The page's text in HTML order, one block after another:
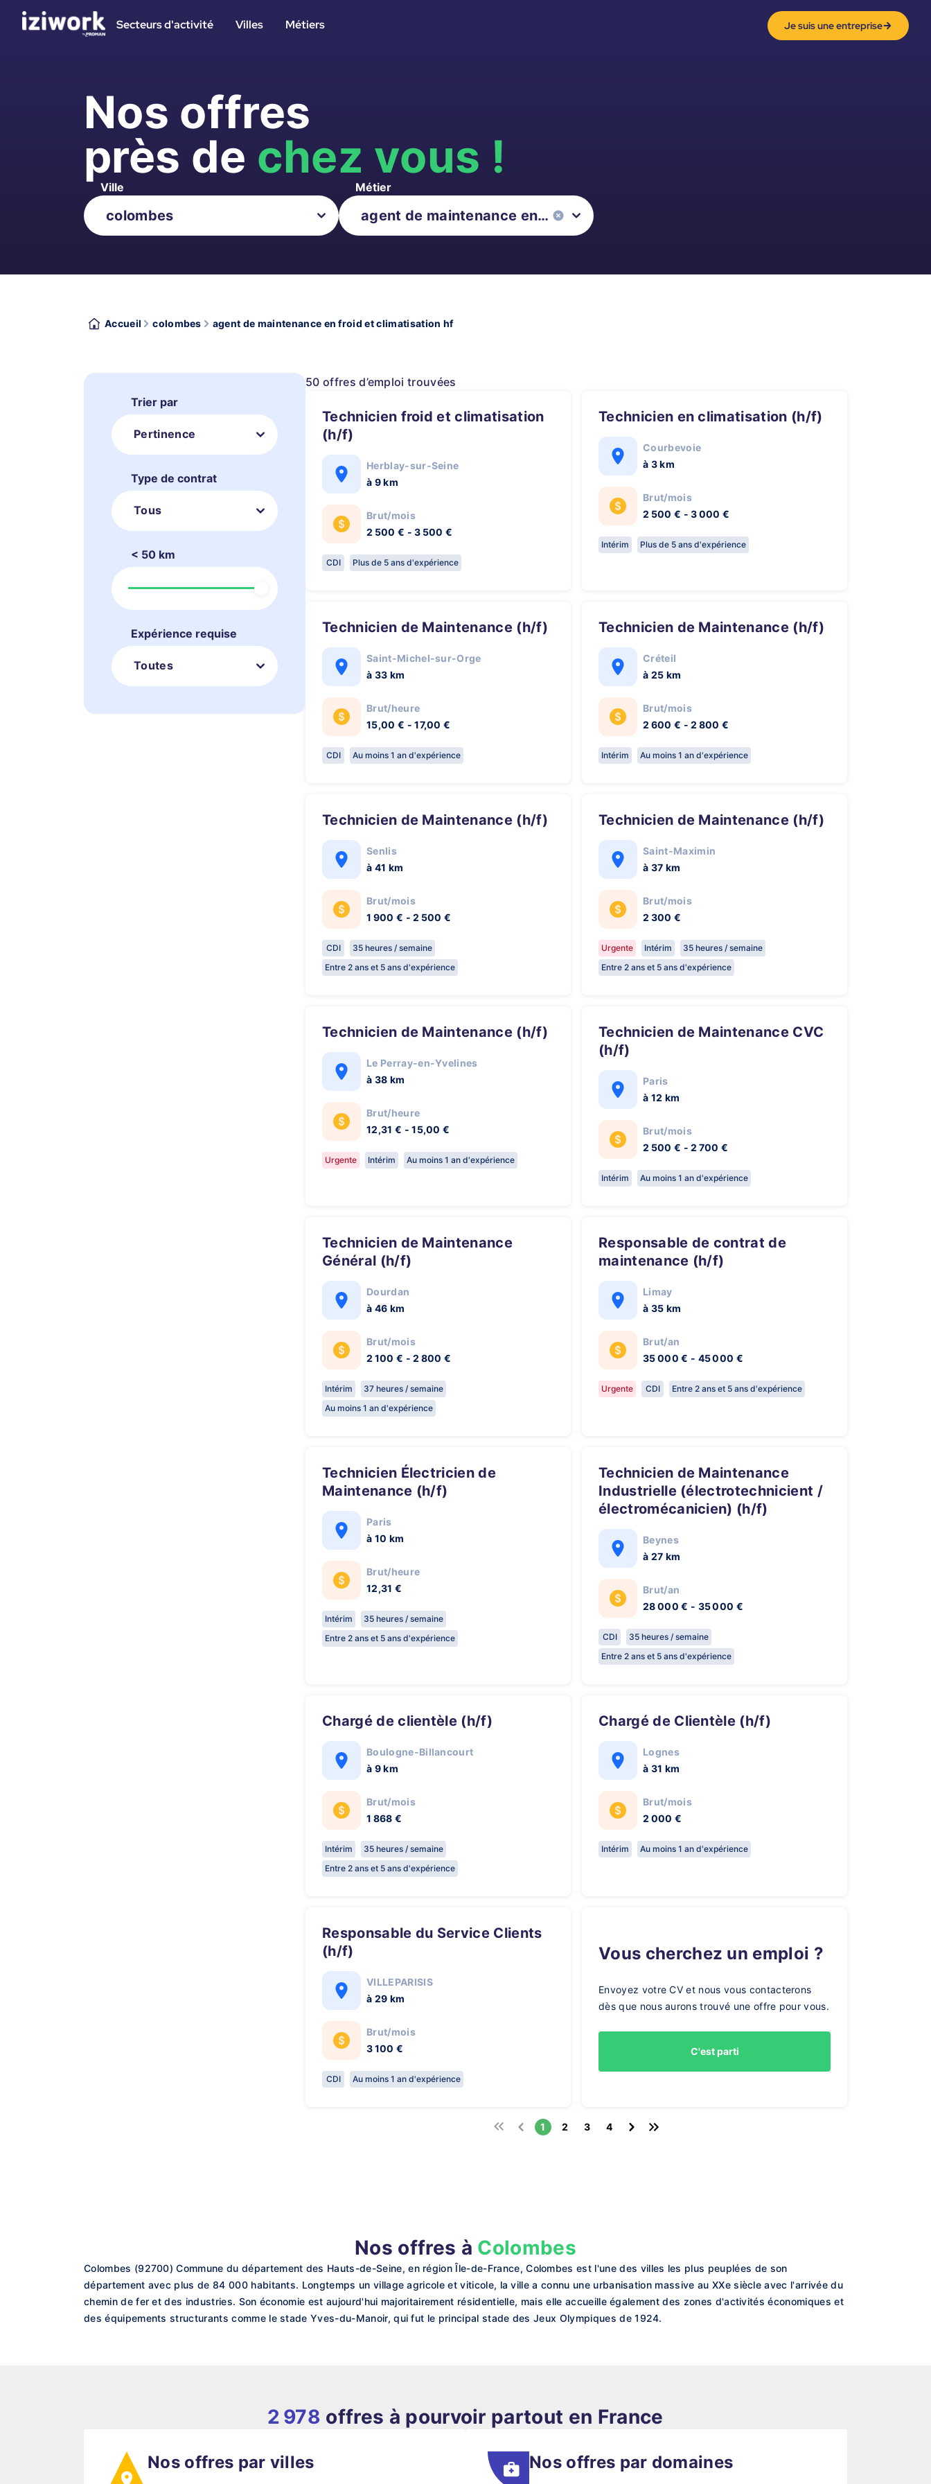
Secteurs d'activité Villes Métiers Je suis une entreprise
Nos offres
près de chez vous !
Ville Métier
Accueil colombes agent de maintenance en froid et climatisation hf
Trier par
Pertinence
Type de contrat
Tous
< 50 km
Expérience requise
Toutes
50 offres d’emploi trouvées
Technicien froid et climatisation
(h/f)
Herblay-sur-Seine
à 9 km
Brut/mois
2 500 € - 3 500 €
CDI Plus de 5 ans d'expérience
Technicien en climatisation (h/f)
Courbevoie
à 3 km
Brut/mois
2 500 € - 3 000 €
Intérim Plus de 5 ans d'expérience
Technicien de Maintenance (h/f)
Saint-Michel-sur-Orge
à 33 km
Brut/heure
15,00 € - 17,00 €
CDI Au moins 1 an d'expérience
Technicien de Maintenance (h/f)
Créteil
à 25 km
Brut/mois
2 600 € - 2 800 €
Intérim Au moins 1 an d'expérience
Technicien de Maintenance (h/f)
Senlis
à 41 km
Brut/mois
1 900 € - 2 500 €
CDI
35 heures / semaine
Entre 2 ans et 5 ans d'expérience
Technicien de Maintenance (h/f)
Saint-Maximin
à 37 km
Brut/mois
2 300 €
Urgente Intérim
35 heures / semaine
Entre 2 ans et 5 ans d'expérience
Technicien de Maintenance (h/f)
Le Perray-en-Yvelines
à 38 km
Brut/heure
12,31 € - 15,00 €
Urgente Intérim Au moins 1 an d'expérience
Technicien de Maintenance CVC
(h/f)
Paris
à 12 km
Brut/mois
2 500 € - 2 700 €
Intérim Au moins 1 an d'expérience
Technicien de Maintenance
Général (h/f)
Dourdan
à 46 km
Brut/mois
2 100 € - 2 800 €
Intérim
37 heures / semaine
Au moins 1 an d'expérience
Responsable de contrat de
maintenance (h/f)
Limay
à 35 km
Brut/an
35 000 € - 45 000 €
Urgente CDI Entre 2 ans et 5 ans d'expérience
Technicien Électricien de
Maintenance (h/f)
Paris
à 10 km
Brut/heure
12,31 €
Intérim
35 heures / semaine
Entre 2 ans et 5 ans d'expérience
Technicien de Maintenance
Industrielle (électrotechnicient /
électromécanicien) (h/f)
Beynes
à 27 km
Brut/an
28 000 € - 35 000 €
CDI
35 heures / semaine
Entre 2 ans et 5 ans d'expérience
Chargé de clientèle (h/f)
Boulogne-Billancourt
à 9 km
Brut/mois
1 868 €
Intérim
35 heures / semaine
Entre 2 ans et 5 ans d'expérience
Chargé de Clientèle (h/f)
Lognes
à 31 km
Brut/mois
2 000 €
Intérim Au moins 1 an d'expérience
Responsable du Service Clients
(h/f)
VILLEPARISIS
à 29 km
Brut/mois
3 100 €
CDI Au moins 1 an d'expérience
Vous cherchez un emploi ?
Envoyez votre CV et nous vous contacterons
dès que nous aurons trouvé une offre pour vous.
C'est parti
1 2 3 4
Nos offres à Colombes
Colombes (92700) Commune du département des Hauts-de-Seine, en région Île-de-France, Colombes est l'une des villes les plus peuplées de son
département avec plus de 84 000 habitants. Longtemps un village agricole et viticole, la ville a connu une urbanisation massive au XXe siècle avec l'arrivée du
chemin de fer et des industries. Son économie est aujourd'hui majoritairement résidentielle, mais elle accueille également des zones d'activités économiques et
des équipements structurants comme le stade Yves-du-Manoir, qui fut le principal stade des Jeux Olympiques de 1924.
2 978 offres à pourvoir partout en France
Nos offres par villes Nos offres par domaines